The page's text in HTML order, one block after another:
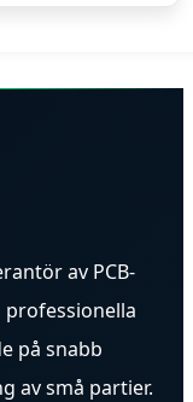
av PCB-
på snabb
av små partier.